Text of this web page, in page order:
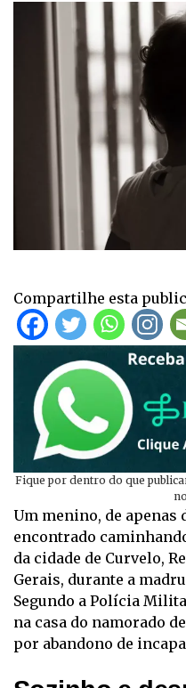
Compartilhe esta
Fique por dentro do que
Um menino, de apenas
encontrado
da cidade de Curvelo,
Gerais, durante a
Segundo a Polícia
na casa do namorado
por abandono de